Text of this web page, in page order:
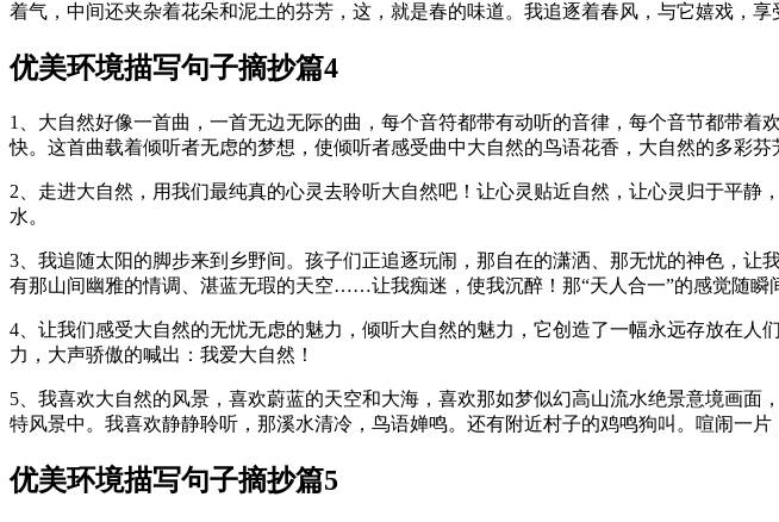
着气，中间还夹杂着花朵和泥土的芬芳，这，就是春的味道。我追逐着春风，与它嬉戏，享
优美环境描写句子摘抄篇4
1、大自然好像一首曲，一首无边无际的曲，每个音符都带有动听的音律，每个音节都带
快。这首曲载着倾听者无虑的梦想，使倾听者感受曲中大自然的鸟语花香，大自然的多彩芬
2、走进大自然，用我们最纯真的心灵去聆听大自然吧！让心灵贴近自然，让心灵归于平
水。
3、我追随太阳的脚步来到乡野间。孩子们正追逐玩闹，那自在的潇洒、那无忧的神色，
有那山间幽雅的情调、湛蓝无瑕的天空……让我痴迷，使我沉醉！那“天人合一”的感觉随
4、让我们感受大自然的无忧无虑的魅力，倾听大自然的魅力，它创造了一幅永远存放在
力，大声骄傲的喊出：我爱大自然！
5、我喜欢大自然的风景，喜欢蔚蓝的天空和大海，喜欢那如梦似幻高山流水绝景意境画
特风景中。我喜欢静静聆听，那溪水清冷，鸟语婵鸣。还有附近村子的鸡鸣狗叫。喧闹一
优美环境描写句子摘抄篇5